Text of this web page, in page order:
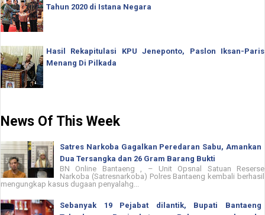
Tahun 2020 di Istana Negara
Hasil Rekapitulasi KPU Jeneponto, Paslon Iksan-Paris
Menang Di Pilkada
News Of This Week
Satres Narkoba Gagalkan Peredaran Sabu, Amankan
Dua Tersangka dan 26 Gram Barang Bukti
BN Online Bantaeng , – Unit Opsnal Satuan Reserse
Narkoba (Satresnarkoba) Polres Bantaeng kembali berhasil
mengungkap kasus dugaan penyalahg...
Sebanyak 19 Pejabat dilantik, Bupati Bantaeng